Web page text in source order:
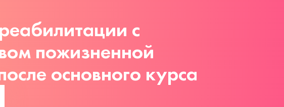
с
пожизненной
основного курса